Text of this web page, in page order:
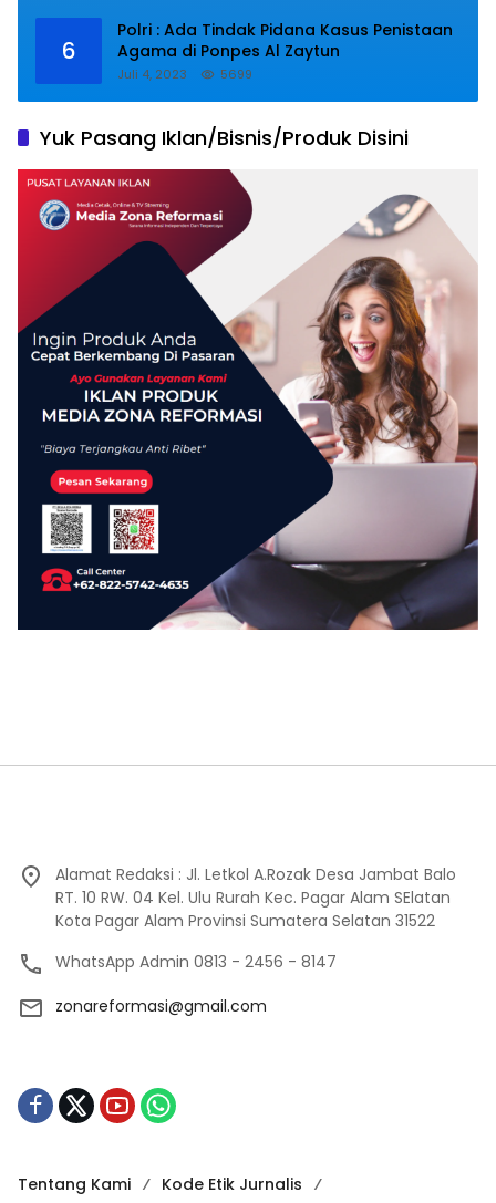
6
Polri : Ada Tindak Pidana Kasus Penistaan
Agama di Ponpes Al Zaytun
Juli 4, 2023 5699
Yuk Pasang Iklan/Bisnis/Produk Disini
Alamat Redaksi : Jl. Letkol A.Rozak Desa Jambat Balo
RT. 10 RW. 04 Kel. Ulu Rurah Kec. Pagar Alam SElatan
Kota Pagar Alam Provinsi Sumatera Selatan 31522
WhatsApp Admin 0813 - 2456 - 8147
zonareformasi@gmail.com
Tentang Kami
Kode Etik Jurnalis